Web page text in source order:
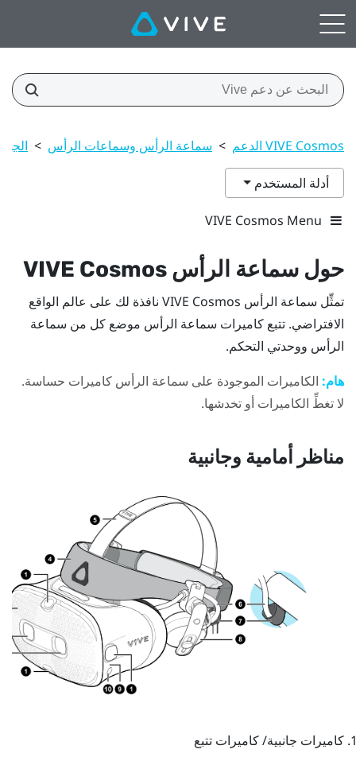
VIVE Cosmos الدعم > سماعة الرأس وسماعات الرأس >
أدلة المستخدم
VIVE Cosmos Menu
حول سماعة الرأس VIVE Cosmos
تمثِّل سماعة الرأس VIVE Cosmos نافذة لك على عالم الواقع
الافتراضي. تتبع كاميرات سماعة الرأس موضع كل من سماعة
الرأس ووحدتي التحكم.
هام: الكاميرات الموجودة على سماعة الرأس كاميرات حساسة.
لا تغطِّ الكاميرات أو تخدشها.
مناظر أمامية وجانبية
كاميرات جانبية/ كاميرات تتبع